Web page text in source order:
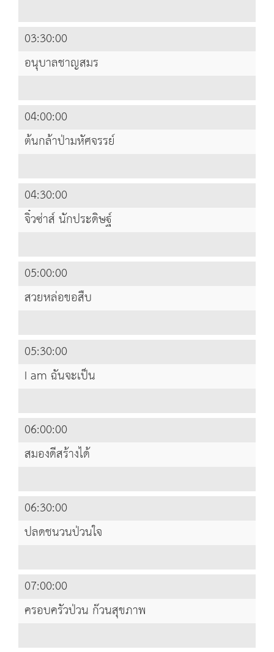
03:30:00
อนุบาลชาญสมร
04:00:00
ต้นกล้าป่ามหัศจรรย์
04:30:00
จิ๋วซ่าส์ นักประดิษฐ์
05:00:00
สวยหล่อขอสืบ
05:30:00
I am ฉันจะเป็น
06:00:00
สมองดีสร้างได้
06:30:00
ปลดชนวนป่วนใจ
07:00:00
ครอบครัวป่วน ก๊วนสุขภาพ